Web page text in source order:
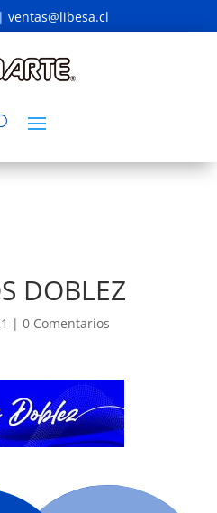
ventas@libesa.cl
DOBLEZ
| 0 Comentarios